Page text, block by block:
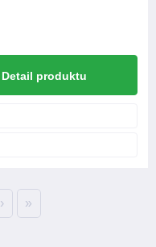
Detail produktu
› »